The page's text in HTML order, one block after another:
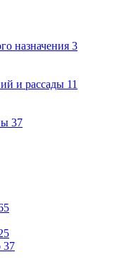
назначения 3
и рассады 11
37
37